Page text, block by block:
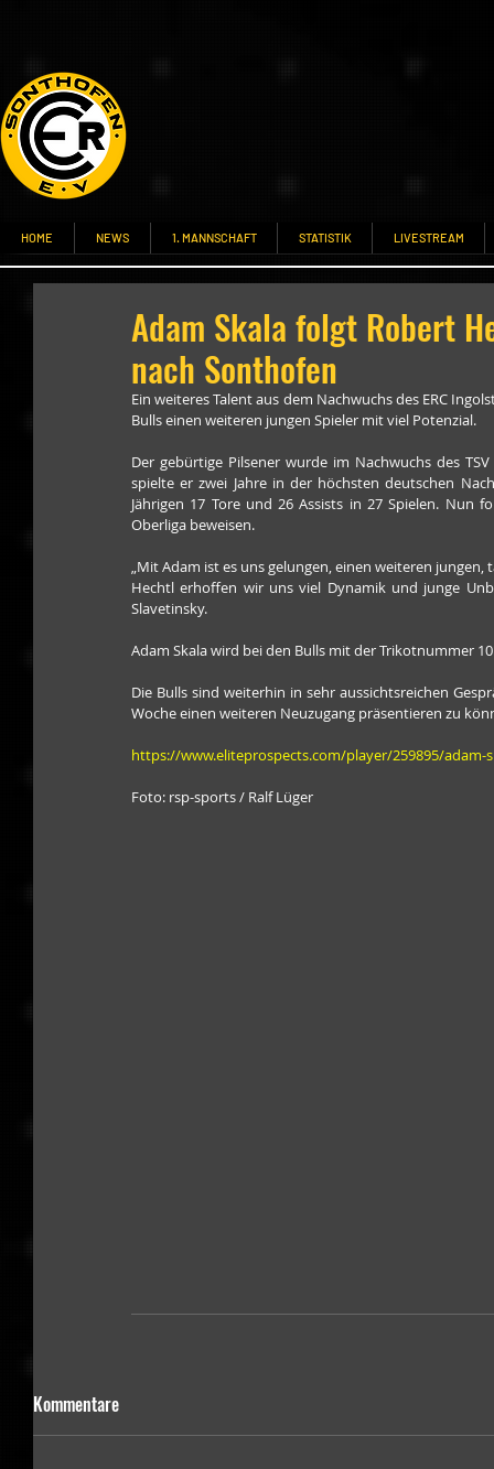
HOME NEWS 1. MANNSCHAFT STATISTIK LIVESTREAM
Adam Skala folgt Robert
nach Sonthofen
Ein weiteres Talent aus dem Nachwuchs des ERC
Bulls einen weiteren jungen Spieler mit viel Potenzial.
Der gebürtige Pilsener wurde im Nachwuchs des
spielte er zwei Jahre in der höchsten deutschen
Jährigen 17 Tore und 26 Assists in 27 Spielen.
Oberliga beweisen.
„Mit Adam ist es uns gelungen, einen weiteren
Hechtl erhoffen wir uns viel Dynamik und junge
Slavetinsky.
Adam Skala wird bei den Bulls mit der Trikotnummer
Die Bulls sind weiterhin in sehr aussichtsreichen
Woche einen weiteren Neuzugang präsentieren zu
https://www.eliteprospects.com/player/259895/adam-
Foto: rsp-sports / Ralf Lüger
Kommentare